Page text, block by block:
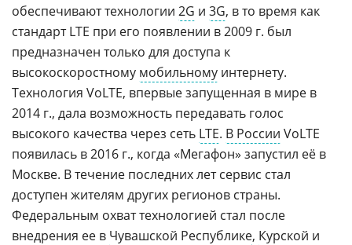
обеспечивают технологии 2G и 3G, в то время как
стандарт LTE при его появлении в 2009 г. был
предназначен только для доступа к
высокоскоростному мобильному интернету.
Технология VoLTE, впервые запущенная в мире в
2014 г., дала возможность передавать голос
высокого качества через сеть LTE. В России VoLTE
появилась в 2016 г., когда «Мегафон» запустил её в
Москве. В течение последних лет сервис стал
доступен жителям других регионов страны.
Федеральным охват технологией стал после
внедрения ее в Чувашской Республике, Курской и